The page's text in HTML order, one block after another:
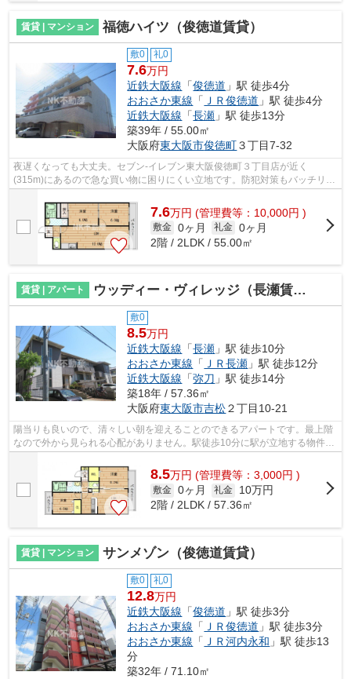
賃貸 | マンション 福徳ハイツ（俊徳道賃貸）
敷0 礼0
7.6万円
近鉄大阪線 「俊徳道 」駅 徒歩4分
おおさか東線 「 ＪＲ俊徳道 」駅 徒歩4分
近鉄大阪線 「長瀬 」駅 徒歩13分
築39年 / 55.00㎡
大阪府東大阪市俊徳町３丁目7-32
夜遅くなっても大丈夫。セブン-イレブン東大阪俊徳町３丁目店が近く
(315m)にあるので急な買い物に困りにくい立地です。防犯対策もバッチリな
7.6万円 (管理費等：10,000円 )
敷金 0ヶ月 礼金 0ヶ月
2階 / 2LDK / 55.00㎡
賃貸 | アパート ウッディー・ヴィレッジ（長瀬賃貸）
敷0
8.5万円
近鉄大阪線 「長瀬 」駅 徒歩10分
おおさか東線 「 ＪＲ長瀬 」駅 徒歩12分
近鉄大阪線 「弥刀 」駅 徒歩14分
築18年 / 57.36㎡
大阪府東大阪市吉松２丁目10-21
陽当りも良いので、清々しい朝を迎えることのできるアパートです。最上階
なので外から見られる心配がありません。駅徒歩10分に駅が立地する物件な
ので、電車を多く利用する方にとって...
8.5万円 (管理費等：3,000円 )
敷金 0ヶ月 礼金
10万円
2階 / 2LDK / 57.36㎡
賃貸 | マンション サンメゾン（俊徳道賃貸）
敷0 礼0
12.8万円
近鉄大阪線 「俊徳道 」駅 徒歩3分
おおさか東線 「 ＪＲ俊徳道 」駅 徒歩3分
おおさか東線 「 ＪＲ河内永和 」駅 徒歩13
分
築32年 / 71.10㎡